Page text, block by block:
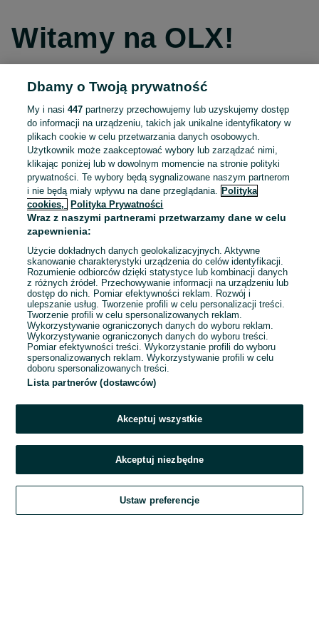
Witamy na OLX!
Kontynuuj przez Facebooka
Kontynuuj przez konto Apple
Kontynuuj przez konto Google
LUB
E-mail
Hasło
Zaloguj się
Kontynuując za pośrednictwem jednego z dostawców wskazanych powyżej,
OLX.pl w jego aktualnym brzmieniu.
Dbamy o Twoją prywatność
My i nasi447 partnerzy przechowujemy lub uzyskujemy dostęp
do informacji na urządzeniu, takich jak unikalne identyfikatory w
plikach cookie w celu przetwarzania danych osobowych.
Użytkownik może zaakceptować wybory lub zarządzać nimi,
klikając poniżej lub w dowolnym momencie na stronie polityki
prywatności. Te wybory będą sygnalizowane naszym partnerom
i nie będą miały wpływu na dane przeglądania.
Polityka
cookies,
Polityka Prywatności
Wraz z naszymi partnerami przetwarzamy dane w celu
zapewnienia:
Użycie dokładnych danych geolokalizacyjnych. Aktywne
skanowanie charakterystyki urządzenia do celów identyfikacji.
Rozumienie odbiorców dzięki statystyce lub kombinacji danych
z różnych źródeł. Przechowywanie informacji na urządzeniu lub
dostęp do nich. Pomiar efektywności reklam. Rozwój i
ulepszanie usług. Tworzenie profili w celu personalizacji treści.
Tworzenie profili w celu spersonalizowanych reklam.
Wykorzystywanie ograniczonych danych do wyboru reklam.
Wykorzystywanie ograniczonych danych do wyboru treści.
Pomiar efektywności treści. Wykorzystanie profili do wyboru
spersonalizowanych reklam. Wykorzystywanie profili w celu
doboru spersonalizowanych treści.
Lista partnerów (dostawców)
Akceptuj wszystkie
Akceptuj niezbędne
Ustaw preferencje